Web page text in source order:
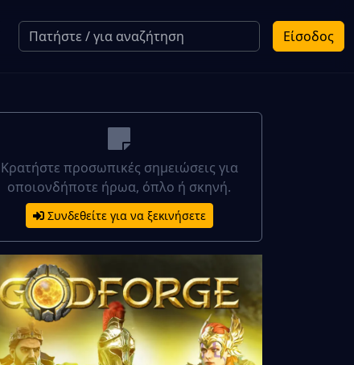
Είσοδος
Κρατήστε προσωπικές σημειώσεις για
οποιονδήποτε ήρωα, όπλο ή σκηνή.
Συνδεθείτε για να ξεκινήσετε